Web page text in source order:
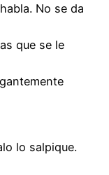
No se da
que se le
lo salpique.